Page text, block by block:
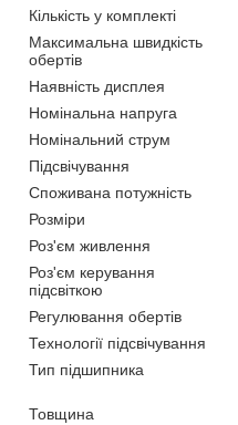
Кількість у комплекті
Максимальна швидкість
обертів
Наявність дисплея
Номінальна напруга
Номінальний струм
Підсвічування
Споживана потужність
Розміри
Роз'єм живлення
Роз'єм керування
підсвіткою
Регулювання обертів
Технології підсвічування
Тип підшипника
Товщина